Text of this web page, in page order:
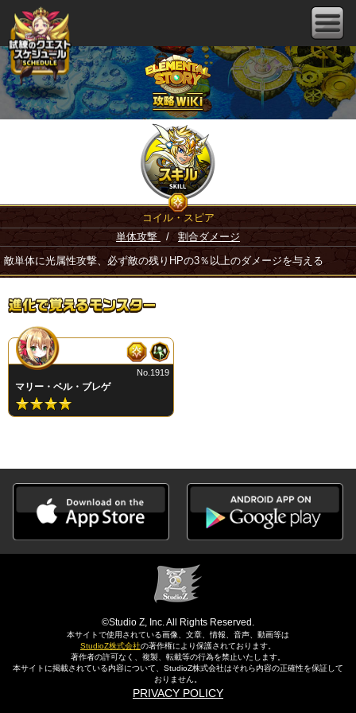
コイル・スピア
単体攻撃
/ 割合ダメージ
敵単体に光属性攻撃、必ず敵の残りHPの3％以上のダメージを与える
マリー・ベル・ブレゲ
No.1919
©Studio Z, Inc. All Rights Reserved.
本サイトで使用されている画像、文章、情報、音声、動画等は
StudioZ株式会社の著作権により保護されております。
著作者の許可なく、複製、転載等の行為を禁止いたします。
本サイトに掲載されている内容について、StudioZ株式会社はそれら内容の正確性を保証して
おりません。
PRIVACY POLICY